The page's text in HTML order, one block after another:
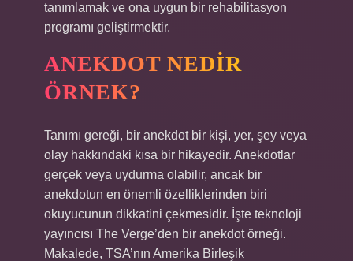
tanımlamak ve ona uygun bir rehabilitasyon
programı geliştirmektir.
ANEKDOT NEDIR
ÖRNEK?
Tanımı gereği, bir anekdot bir kişi, yer, şey veya
olay hakkındaki kısa bir hikayedir. Anekdotlar
gerçek veya uydurma olabilir, ancak bir
anekdotun en önemli özelliklerinden biri
okuyucunun dikkatini çekmesidir. İşte teknoloji
yayıncısı The Verge’den bir anekdot örneği.
Makalede, TSA’nın Amerika Birleşik